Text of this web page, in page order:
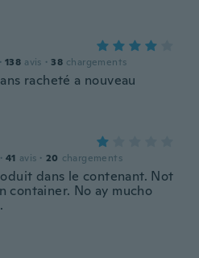
· 138 avis · 38 chargements
racheté a nouveau
· 41 avis · 20 chargements
dans le contenant. Not
container. No ay mucho